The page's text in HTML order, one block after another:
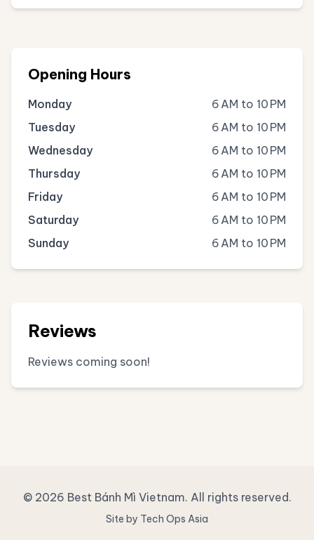
Opening Hours
Monday
6 AM to 10 PM
Tuesday
6 AM to 10 PM
Wednesday
6 AM to 10 PM
Thursday
6 AM to 10 PM
Friday
6 AM to 10 PM
Saturday
6 AM to 10 PM
Sunday
6 AM to 10 PM
Reviews
Reviews coming soon!
© 2026 Best Bánh Mì Vietnam. All rights reserved.
Site by Tech Ops Asia